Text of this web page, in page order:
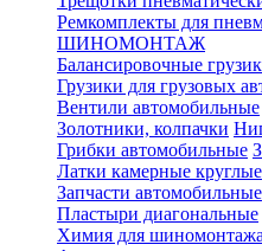
Ремкомплекты для
ШИНОМОНТАЖ
Балансировочные
Грузики для грузовых
Вентили автомобильные
Золотники, колпачки
Грибки автомобильные
Латки камерные круглые
Запчасти автомобильные
Пластыри диагональные
Химия для шиномонтажа